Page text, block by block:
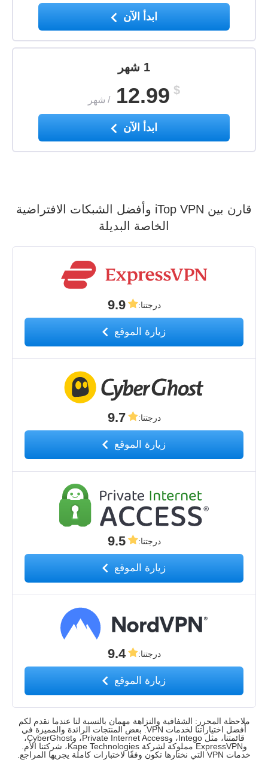
ابدأ الآن
1 شهر
$
12.99
/ شهر
ابدأ الآن
قارن بين iTop VPN وأفضل الشبكات الافتراضية
الخاصة البديلة
درجتنا:
9.9
زيارة الموقع
درجتنا:
9.7
زيارة الموقع
درجتنا:
9.5
زيارة الموقع
درجتنا:
9.4
زيارة الموقع
ملاحظة المحرر: الشفافية والنزاهة مهمان بالنسبة لنا عندما نقدم لكم
أفضل اختياراتنا لخدمات VPN. بعض المنتجات الرائدة والمميزة في
قائمتنا، مثل Intego، وPrivate Internet Access، وCyberGhost،
وExpressVPN مملوكة لشركة Kape Technologies، شركتنا الأم.
خدمات VPN التي نختارها تكون وفقًا لاختبارات كاملة يجريها المراجع.